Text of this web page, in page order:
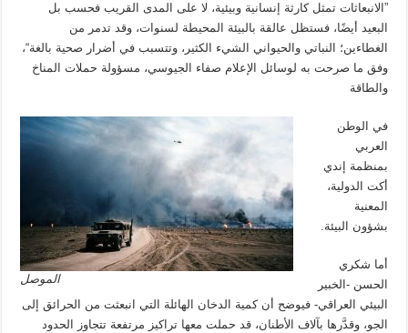
”الانبعاثات تمثل كارثة إنسانية وبيئية، لا على المدى القريب فحسب بل
البعيد أيضًا، فستظل عالقة بالبيئة المحيطة لسنوات، وقد تدمر من
الغطاءين؛ النباتي والحيواني الشيء الكثير، وتتسبب في أضرار صحية بالغة“،
وفق ما صرحت به لوسائل الإعلام صفاء الجيوسي، مسؤولة حملات المناخ
والطاقة
الموصل
في الوطن
العربي
بمنظمة إندي
أكت الدولية،
المعنية
بشؤون البيئة.
أما شكري
الحسن -الخبير
البيئي العراقي- فيوضح أن كمية الدخان الهائلة التي انبعثت من الحرائق إلى
الجو، وقدَّرها بآلاف الأطنان، قد حملت معها تراكيز مرتفعة تتجاوز الحدود